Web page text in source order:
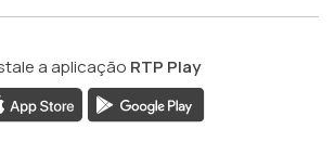
a aplicação RTP Play